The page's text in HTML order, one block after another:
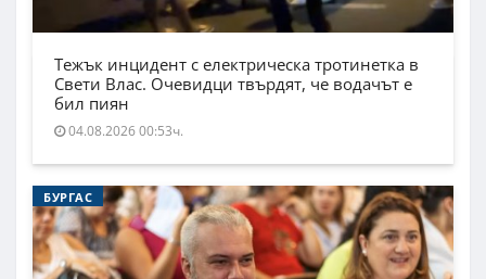
Тежък инцидент с електрическа тротинетка в
Свети Влас. Очевидци твърдят, че водачът е
бил пиян
04.08.2026 00:53ч.
БУРГАС